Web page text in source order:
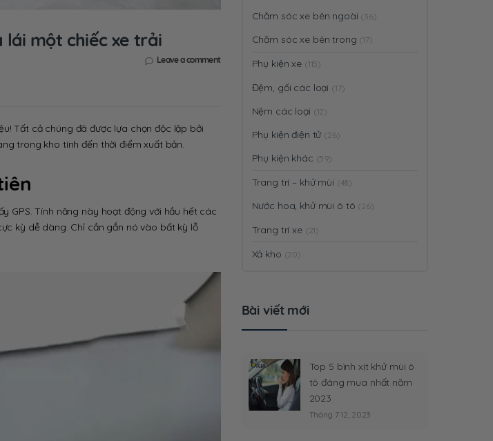
lái một chiếc xe trải
Leave a comment
Tất cả chúng đã được lựa chọn độc lập bởi
trong kho tính đến thời điểm xuất bản.
GPS. Tính năng này hoạt động với hầu hết các
kỳ dễ dàng. Chỉ cần gắn nó vào bất kỳ lỗ
Chăm sóc xe bên ngoài (36)
Chăm sóc xe bên trong (17)
Phụ kiện xe (115)
Đệm, gối các loại (17)
Nệm các loại (12)
Phụ kiện điện tử (26)
Phụ kiện khác (59)
Trang trí – khử mùi (48)
Nước hoa, khử mùi ô tô (26)
Trang trí xe (21)
Xả kho (20)
Bài viết mới
Top 5 bình xịt khử mùi ô
tô đáng mua nhất năm
2023
Tháng 7 12, 2023